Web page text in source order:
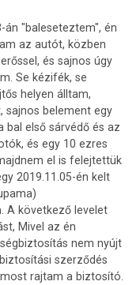
án "baleseteztem", én
az autót, közben
és sajnos úgy
Se kézifék, se
helyen álltam,
sajnos belement egy
bal első sárvédő és az
és egy 10 ezres
el is felejtettük
2019.11.05-én kelt
A következő levelet
Mivel az én
nem nyújt
szerződés
rajtam a biztosító.